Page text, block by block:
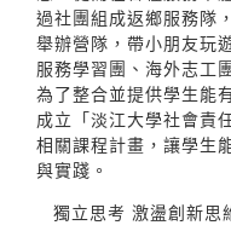
過社團組成返鄉服務隊
舉辦營隊，帶小朋友玩
服務學習團、海外志工
為了整合並提供學生能
成立「淡江大學社會責
相關課程計畫，讓學生
與實踐。
獨立思考 激盪創新思